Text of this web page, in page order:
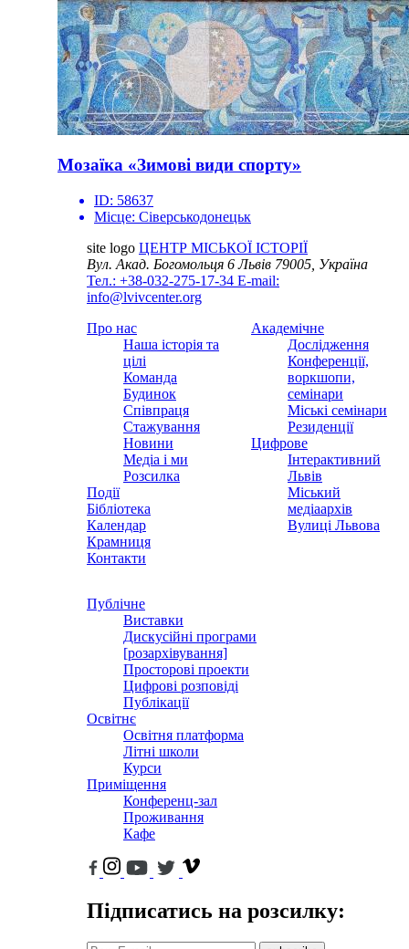
Мозаїка «Зимові види спорту»
ID: 58637
Місце: Сіверськодонецьк
site logo ЦЕНТР МІСЬКОЇ ІСТОРІЇ
Вул. Акад. Богомольця 6Львів 79005, Україна
Тел.: +38-032-275-17-34 E-mail:
info@lvivcenter.org
Про нас
Наша історія та
цілі
Команда
Будинок
Співпраця
Стажування
Новини
Медіа і ми
Розсилка
Події
Бібліотека
Календар
Крамниця
Контакти
Академічне
Дослідження
Конференції,
воркшопи,
семінари
Міські семінари
Резиденції
Цифрове
Інтерактивний
Львів
Міський
медіаархів
Вулиці Львова
Публічне
Виставки
Дискусійні програми
[розархівування]
Просторові проекти
Цифрові розповіді
Публікації
Освітнє
Освітня платформа
Літні школи
Курси
Приміщення
Конференц-зал
Проживання
Кафе
Підписатись на розсилку: